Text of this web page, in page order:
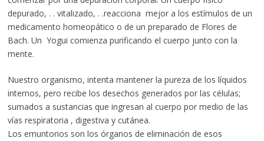
depurado, . . vitalizado, . .reacciona mejor a los estímulos de un
medicamento homeopático o de un preparado de Flores de
Bach. Un Yogui comienza purificando el cuerpo junto con la
mente.
Nuestro organismo, intenta mantener la pureza de los líquidos
internos, pero recibe los desechos generados por las células;
sumados a sustancias que ingresan al cuerpo por medio de las
vías respiratoria , digestiva y cutánea.
Los emuntorios son los órganos de eliminación de esos